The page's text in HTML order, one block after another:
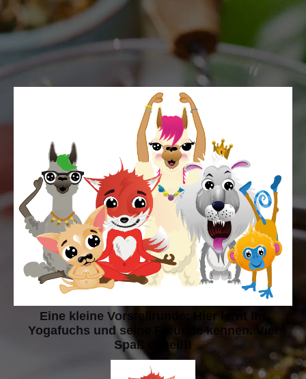
Eine kleine Vorstellrunde: Hier lernt ihr
Yogafuchs und seine Freunde kennen. Viel
Spaß dabei!!!